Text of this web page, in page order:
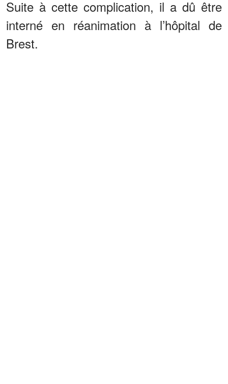
Suite à cette complication, il a dû être
interné en réanimation à l’hôpital de
Brest.